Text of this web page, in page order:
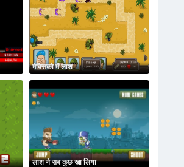
मेक्सिको में लाश
लाश ने सब कुछ खा लिया